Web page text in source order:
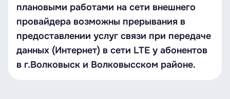
плановыми работами на сети внешнего
провайдера возможны прерывания в
предоставлении услуг связи при передаче
данных (Интернет) в сети LTE у абонентов
в г.Волковыск и Волковысском районе.